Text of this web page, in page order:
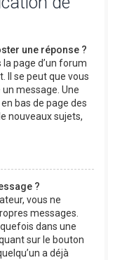
une réponse ?
page d’un forum
Il se peut que vous
message. Une
bas de page des
nouveaux sujets,
?
vous ne
messages.
dans une
sur le bouton
a déjà